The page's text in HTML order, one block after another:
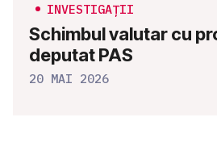
INVESTIGAȚII
Schimbul valutar cu
deputat PAS
20 MAI 2026